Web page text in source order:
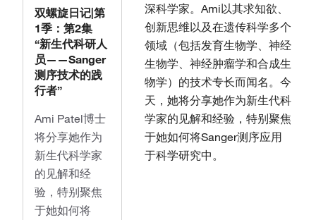
双螺旋日记|第
1季：第2集
“新生代科研人
员——Sanger
测序技术的践
行者”
Ami Patel博士
将分享她作为
新生代科学家
的见解和经
验，特别聚焦
于她如何将
深科学家。Ami以其求知欲、
创新思维以及在遗传科学多个
领域（包括发育生物学、神经
生物学、神经肿瘤学和合成生
物学）的技术专长而闻名。今
天，她将分享她作为新生代科
学家的见解和经验，特别聚焦
于她如何将Sanger测序应用
于科学研究中。